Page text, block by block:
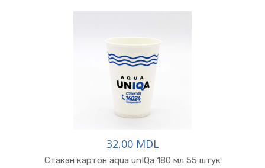
32,00 MDL
Стакан картон aqua unIQa 180 мл 55 штук